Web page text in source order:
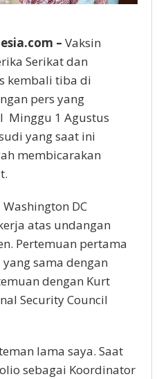
– Vaksin
Serikat dan
kembali tiba di
pers yang
Minggu 1 Agustus
yang saat ini
membicarakan
DC
atas undangan
Pertemuan pertama
sama dengan
dengan Kurt
Security Council
lama saya. Saat
sebagai Koordinator